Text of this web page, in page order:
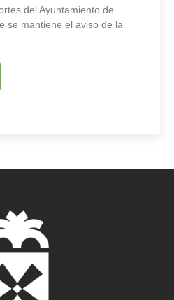
del Ayuntamiento de
se mantiene el aviso de la